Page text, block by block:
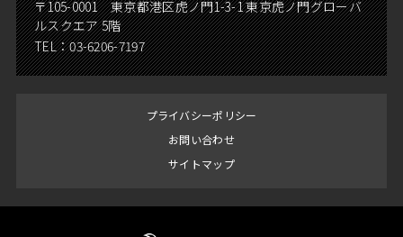
〒105-0001 東京都港区虎ノ門1-3-1 東京虎ノ門グローバ
ルスクエア 5階
TEL：03-6206-7197
プライバシーポリシー
お問い合わせ
サイトマップ